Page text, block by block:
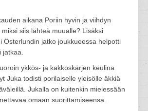
aikana Poriin hyvin ja viihdyn
siis lähteä muualle? Lisäksi
Österlundin jatko joukkueessa helpotti
ykkös- ja kakkoskärjen keulina
Juka todisti porilaiselle yleisölle äkkiä
Jukalla on kuitenkin mielessään
omaan suorittamiseensa.